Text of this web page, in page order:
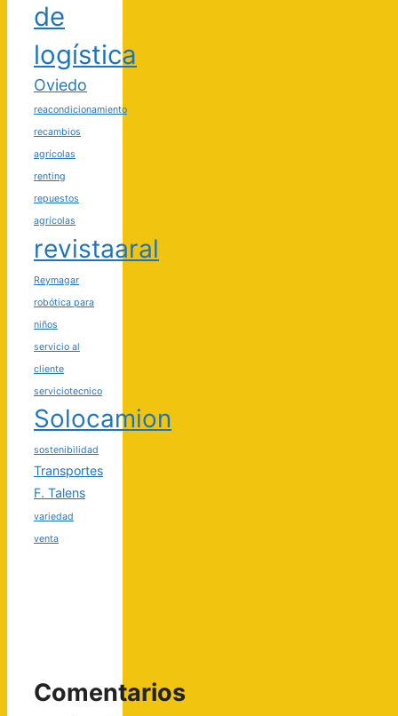
de
logística
Oviedo
reacondicionamiento
recambios
agrícolas
renting
repuestos
agrícolas
revistaaral
Reymagar
robótica para
niños
servicio al
cliente
serviciotecnico
Solocamion
sostenibilidad
Transportes
F. Talens
variedad
venta
Comentarios